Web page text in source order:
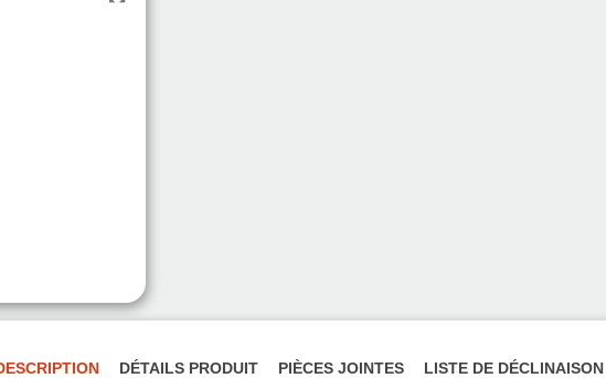
DÉTAILS PRODUIT PIÈCES JOINTES LISTE DE DÉCLINAISON